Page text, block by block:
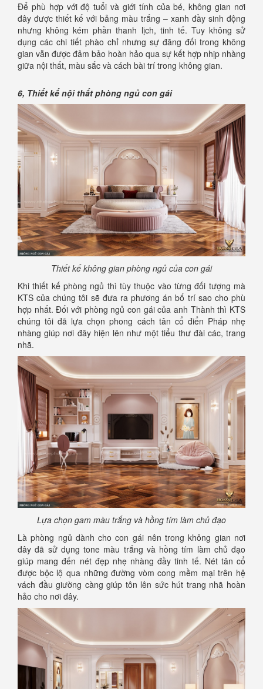
Để phù hợp với độ tuổi và giới tính của bé, không gian nơi
đây được thiết kế với bảng màu trắng – xanh đầy sinh động
nhưng không kém phần thanh lịch, tinh tế. Tuy không sử
dụng các chi tiết phào chỉ nhưng sự đăng đối trong không
gian vẫn được đảm bảo hoàn hảo qua sự kết hợp nhịp nhàng
giữa nội thất, màu sắc và cách bài trí trong không gian.
6, Thiết kế nội thất phòng ngủ con gái
Thiết kế không gian phòng ngủ của con gái
Khi thiết kế phòng ngủ thì tùy thuộc vào từng đối tượng mà
KTS của chúng tôi sẽ đưa ra phương án bố trí sao cho phù
hợp nhất. Đối với phòng ngủ con gái của anh Thành thì KTS
chúng tôi đã lựa chọn phong cách tân cổ điển Pháp nhẹ
nhàng giúp nơi đây hiện lên như một tiểu thư đài các, trang
nhã.
Lựa chọn gam màu trắng và hồng tím làm chủ đạo
Là phòng ngủ dành cho con gái nên trong không gian nơi
đây đã sử dụng tone màu trắng và hồng tím làm chủ đạo
giúp mang đến nét đẹp nhẹ nhàng đầy tinh tế. Nét tân cổ
được bộc lộ qua những đường vòm cong mềm mại trên hệ
vách đầu giường càng giúp tôn lên sức hút trang nhã hoàn
hảo cho nơi đây.